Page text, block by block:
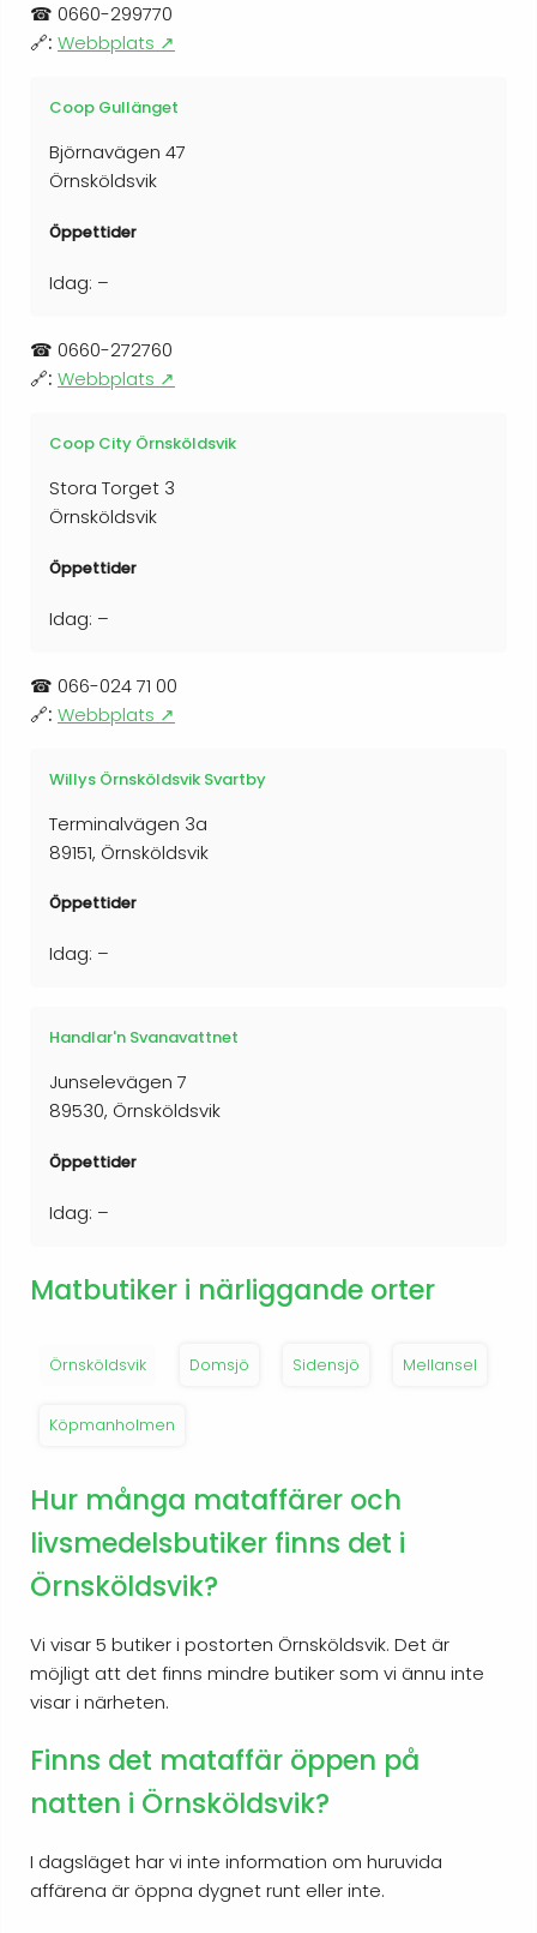
☎ 0660-299770
🔗: Webbplats ↗
Coop Gullänget
Björnavägen 47
Örnsköldsvik
Öppettider
Idag: –
☎ 0660-272760
🔗: Webbplats ↗
Coop City Örnsköldsvik
Stora Torget 3
Örnsköldsvik
Öppettider
Idag: –
☎ 066-024 71 00
🔗: Webbplats ↗
Willys Örnsköldsvik Svartby
Terminalvägen 3a
89151, Örnsköldsvik
Öppettider
Idag: –
Handlar'n Svanavattnet
Junselevägen 7
89530, Örnsköldsvik
Öppettider
Idag: –
Matbutiker i närliggande orter
Örnsköldsvik Domsjö Sidensjö Mellansel
Köpmanholmen
Hur många mataffärer och
livsmedelsbutiker finns det i
Örnsköldsvik?
Vi visar 5 butiker i postorten Örnsköldsvik. Det är
möjligt att det finns mindre butiker som vi ännu inte
visar i närheten.
Finns det mataffär öppen på
natten i Örnsköldsvik?
I dagsläget har vi inte information om huruvida
affärena är öppna dygnet runt eller inte.